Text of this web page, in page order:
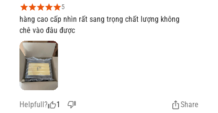
5
hàng cao cấp nhìn rất sang trọng chất lượng không
chê vào đâu được
Helpfull? 1 Share